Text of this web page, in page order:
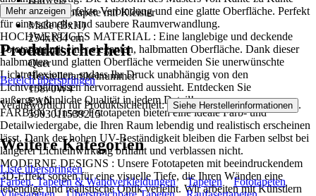
Vlies Fototapete mit Kleister
Maße (BxH)
254x184 cm
Format
Quer
Herstellerartikelnummer
15870W4
EAN
5903011539215
sorgt für eine perfekte Verbindung und eine glatte Oberfläche. Perfekt
für eine schnelle und saubere Raumverwandlung.
HOCHWERTIGES MATERIAL : Eine langlebige und deckende
Fototapete mit einer eleganten, halbmatten Oberfläche. Dank dieser
halbmatten und glatten Oberfläche vermeiden Sie unerwünschte
Lichtreflexionen, sodass Ihr Druck unabhängig von den
Lichtverhältnissen hervorragend aussieht. Entdecken Sie
außergewöhnliche Qualität in jedem Detail!
FARBEN : Unsere Fototapeten bieten eine ideale Farb- und
Detailwiedergabe, die Ihren Raum lebendig und realistisch erscheinen
lässt. Dank der hohen UV-Beständigkeit bleiben die Farben selbst bei
längerer Lichteinwirkung brillant und verblassen nicht.
MODERNE DESIGNS : Unsere Fototapeten mit beeindruckendem
3D-Effekt sorgen für eine visuelle Tiefe, die Ihren Wänden eine
lebendige und realistische Optik verleiht. Wir arbeiten mit Künstlern
Mehr anzeigen
Produktsicherheit
Bereich überspringen
Verantwortlich für Produktsicherheit: Siehe Herstellerinformationen .
Weitere Kategorien
Liste überspringen
Farben, Tapeten & Wandverkleidungen
Tapeten
Fototapeten